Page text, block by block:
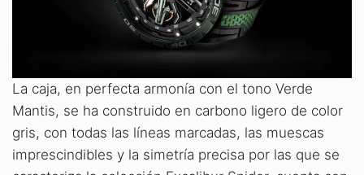
La caja, en perfecta armonía con el tono Verde
Mantis, se ha construido en carbono ligero de color
gris, con todas las líneas marcadas, las muescas
imprescindibles y la simetría precisa por las que se